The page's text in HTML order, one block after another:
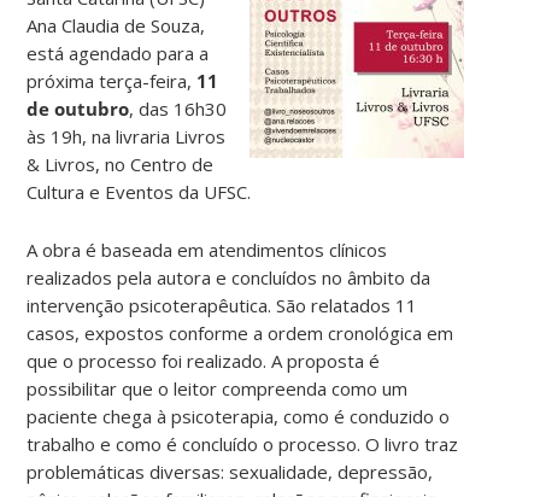
Ana Claudia de Souza,
está agendado para a
próxima terça-feira, 11
de outubro, das 16h30
às 19h, na livraria Livros
& Livros, no Centro de
Cultura e Eventos da UFSC.
A obra é baseada em atendimentos clínicos
realizados pela autora e concluídos no âmbito da
intervenção psicoterapêutica. São relatados 11
casos, expostos conforme a ordem cronológica em
que o processo foi realizado. A proposta é
possibilitar que o leitor compreenda como um
paciente chega à psicoterapia, como é conduzido o
trabalho e como é concluído o processo. O livro traz
problemáticas diversas: sexualidade, depressão,